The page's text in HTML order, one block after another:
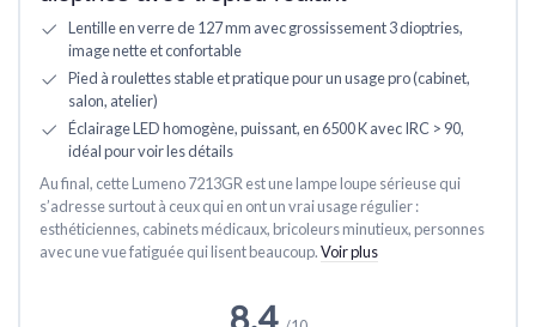
Lentille en verre de 127 mm avec grossissement 3 dioptries,
image nette et confortable
Pied à roulettes stable et pratique pour un usage pro (cabinet,
salon, atelier)
Éclairage LED homogène, puissant, en 6500 K avec IRC > 90,
idéal pour voir les détails
Au final, cette Lumeno 7213GR est une lampe loupe sérieuse qui
s’adresse surtout à ceux qui en ont un vrai usage régulier :
esthéticiennes, cabinets médicaux, bricoleurs minutieux, personnes
avec une vue fatiguée qui lisent beaucoup.Voir plus
8.4